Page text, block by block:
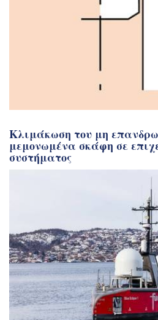
Κλιμάκωση του μη
μεμονωμένα σκάφη σε
συστήματος